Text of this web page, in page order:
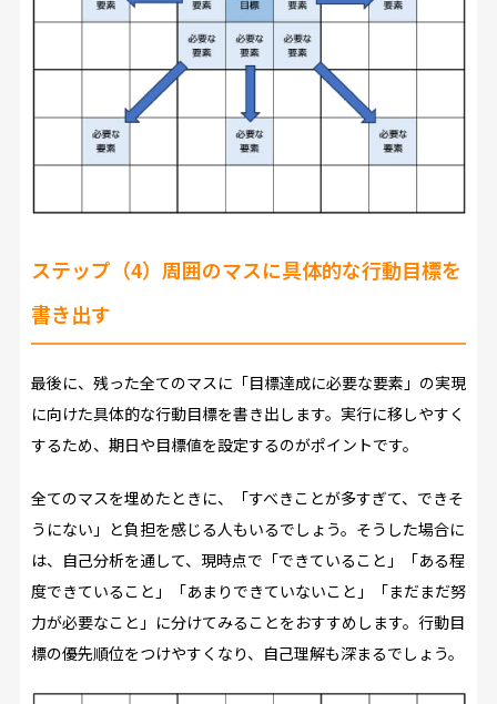
ステップ（4）周囲のマスに具体的な行動目標を
書き出す
最後に、残った全てのマスに「目標達成に必要な要素」の実現
に向けた具体的な行動目標を書き出します。実行に移しやすく
するため、期日や目標値を設定するのがポイントです。
全てのマスを埋めたときに、「すべきことが多すぎて、できそ
うにない」と負担を感じる人もいるでしょう。そうした場合に
は、自己分析を通して、現時点で「できていること」「ある程
度できていること」「あまりできていないこと」「まだまだ努
力が必要なこと」に分けてみることをおすすめします。行動目
標の優先順位をつけやすくなり、自己理解も深まるでしょう。